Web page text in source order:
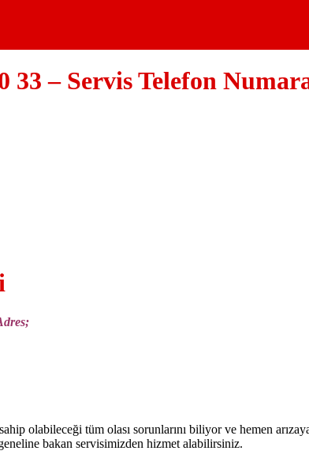
– Servis Telefon
olabileceği tüm olası sorunlarını biliyor ve hemen
bakan servisimizden hizmet alabilirsiniz.